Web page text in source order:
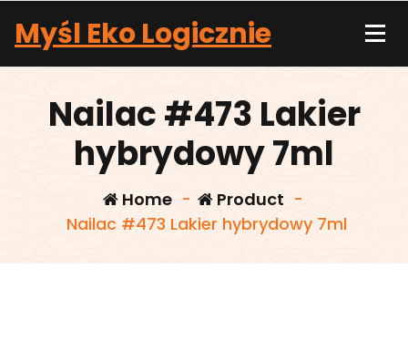
content
Myśl Eko Logicznie
Nailac #473 Lakier
hybrydowy 7ml
Home- Product -
Nailac #473 Lakier hybrydowy 7ml